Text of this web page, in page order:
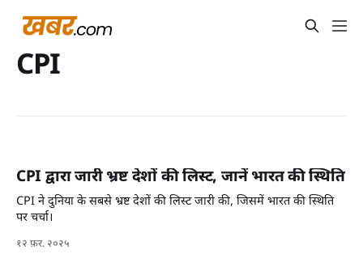
CPI
CPI द्वारा जारी भ्रष्ट देशों की लिस्ट, जानें भारत की स्थिति
CPI ने दुनिया के सबसे भ्रष्ट देशों की लिस्ट जारी की, जिसमें भारत की स्थिति
पर चर्चा।
१२ फ़र. २०२५